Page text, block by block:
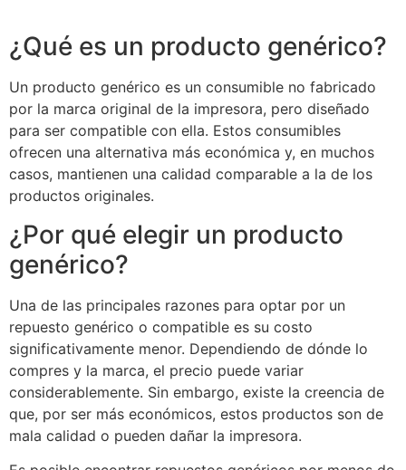
¿Qué es un producto genérico?
Un producto genérico es un consumible no fabricado
por la marca original de la impresora, pero diseñado
para ser compatible con ella. Estos consumibles
ofrecen una alternativa más económica y, en muchos
casos, mantienen una calidad comparable a la de los
productos originales.
¿Por qué elegir un producto
genérico?
Una de las principales razones para optar por un
repuesto genérico o compatible es su costo
significativamente menor. Dependiendo de dónde lo
compres y la marca, el precio puede variar
considerablemente. Sin embargo, existe la creencia de
que, por ser más económicos, estos productos son de
mala calidad o pueden dañar la impresora.